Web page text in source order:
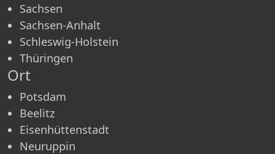
Sachsen
Sachsen-Anhalt
Schleswig-Holstein
Thüringen
Ort
Potsdam
Beelitz
Eisenhüttenstadt
Neuruppin